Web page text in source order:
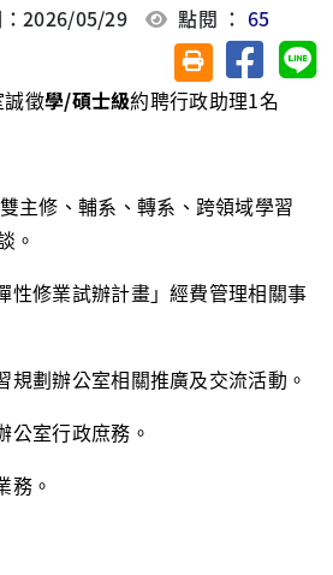
2026/05/29 點閱 ：65
友善列印(另開視
分享至
徵學/碩士級約聘行政助理1名
雙主修、輔系、轉系、跨領域學習
。
性修業試辦計畫」經費管理相關事
規劃辦公室相關推廣及交流活動。
公室行政庶務。
務。